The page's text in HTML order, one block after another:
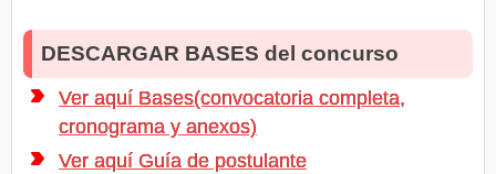
DESCARGAR BASES del concurso
Ver aquí Bases(convocatoria completa,
cronograma y anexos)
Ver aquí Guía de postulante